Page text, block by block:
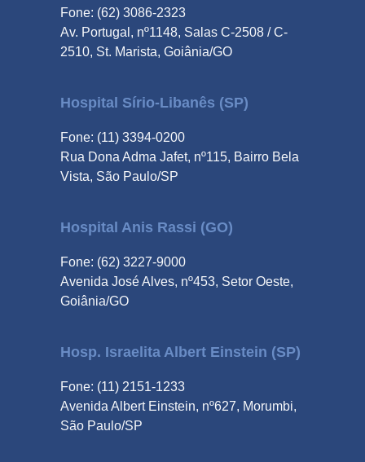
Fone: (62) 3086-2323
Av. Portugal, nº1148, Salas C-2508 / C-
2510, St. Marista, Goiânia/GO
Hospital Sírio-Libanês (SP)
Fone: (11) 3394-0200
Rua Dona Adma Jafet, nº115, Bairro Bela
Vista, São Paulo/SP
Hospital Anis Rassi (GO)
Fone: (62) 3227-9000
Avenida José Alves, nº453, Setor Oeste,
Goiânia/GO
Hosp. Israelita Albert Einstein (SP)
Fone: (11) 2151-1233
Avenida Albert Einstein, nº627, Morumbi,
São Paulo/SP